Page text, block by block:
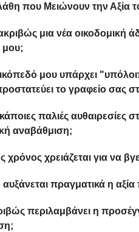
που Μειώνουν την Αξία
μια νέα οικοδομική
μου;
μου υπάρχει
το γραφείο σας
παλιές
αναβάθμιση;
χρειάζεται για να
πραγματικά η
περιλαμβάνει η